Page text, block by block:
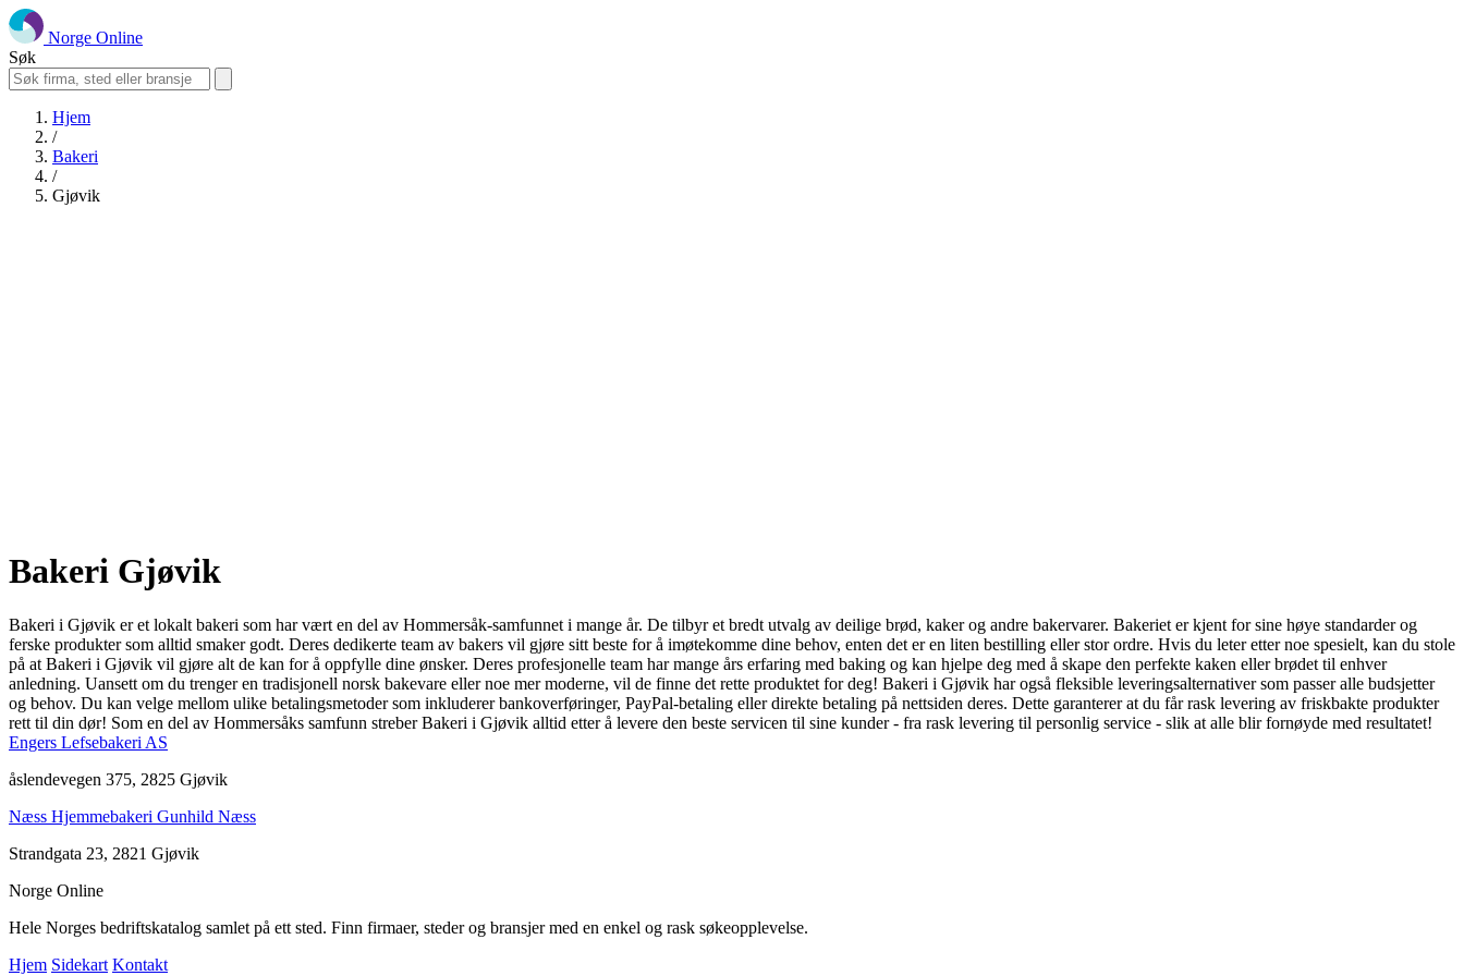
Norge Online
Søk
Hjem
/
Bakeri
/
Gjøvik
Bakeri Gjøvik
Bakeri i Gjøvik er et lokalt bakeri som har vært en del av Hommersåk-samfunnet i mange år. De tilbyr et bredt utvalg av deilige brød, kaker og andre bakervarer. Bakeriet er kjent for sine høye standarder og
ferske produkter som alltid smaker godt. Deres dedikerte team av bakers vil gjøre sitt beste for å imøtekomme dine behov, enten det er en liten bestilling eller stor ordre. Hvis du leter etter noe spesielt, kan du stole
på at Bakeri i Gjøvik vil gjøre alt de kan for å oppfylle dine ønsker. Deres profesjonelle team har mange års erfaring med baking og kan hjelpe deg med å skape den perfekte kaken eller brødet til enhver
anledning. Uansett om du trenger en tradisjonell norsk bakevare eller noe mer moderne, vil de finne det rette produktet for deg! Bakeri i Gjøvik har også fleksible leveringsalternativer som passer alle budsjetter
og behov. Du kan velge mellom ulike betalingsmetoder som inkluderer bankoverføringer, PayPal-betaling eller direkte betaling på nettsiden deres. Dette garanterer at du får rask levering av friskbakte produkter
rett til din dør! Som en del av Hommersåks samfunn streber Bakeri i Gjøvik alltid etter å levere den beste servicen til sine kunder - fra rask levering til personlig service - slik at alle blir fornøyde med resultatet!
Engers Lefsebakeri AS
åslendevegen 375, 2825 Gjøvik
Næss Hjemmebakeri Gunhild Næss
Strandgata 23, 2821 Gjøvik
Norge Online
Hele Norges bedriftskatalog samlet på ett sted. Finn firmaer, steder og bransjer med en enkel og rask søkeopplevelse.
Hjem Sidekart Kontakt